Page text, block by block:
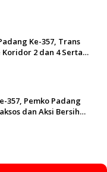
Ke-357, Trans
2 dan 4 Serta
357, Pemko Padang
dan Aksi Bersih